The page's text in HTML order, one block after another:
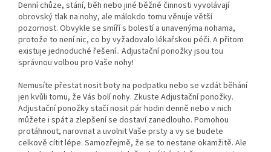
Denní chůze, stání, běh nebo jiné běžné činnosti vyvolávají
obrovský tlak na nohy, ale málokdo tomu věnuje větší
pozornost. Obvykle se smíří s bolestí a unavenýma nohama,
protože to není nic, co by vyžadovalo lékařskou péči. A přitom
existuje jednoduché řešení.. Adjustační ponožky jsou tou
správnou volbou pro Vaše nohy!
Nemusíte přestat nosit boty na podpatku nebo se vzdát běhání
jen kvůli tomu, že Vás bolí nohy. Zkuste Adjustační ponožky.
Adjustační ponožky stačí nosit pár hodin denně nebo v nich
můžete i spát a zlepšení se dostaví zanedlouho. Pomohou
protáhnout, narovnat a uvolnit Vaše prsty a vy se budete
celkově cítit lépe. Samozřejmě, že se to nestane okamžitě. Ale